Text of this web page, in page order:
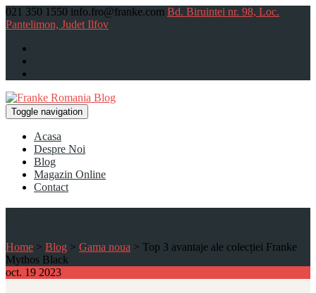
021 350 1550 info.fro@franke.com Bd. Biruintei nr. 98, Loc.
Pantelimon, Judet Ilfov
Toggle navigation
Acasa
Despre Noi
Blog
Magazin Online
Contact
Home > Blog > Gama noua > Top 3 avantaje ale colecției Franke
Mythos Black
oct. 19 2023